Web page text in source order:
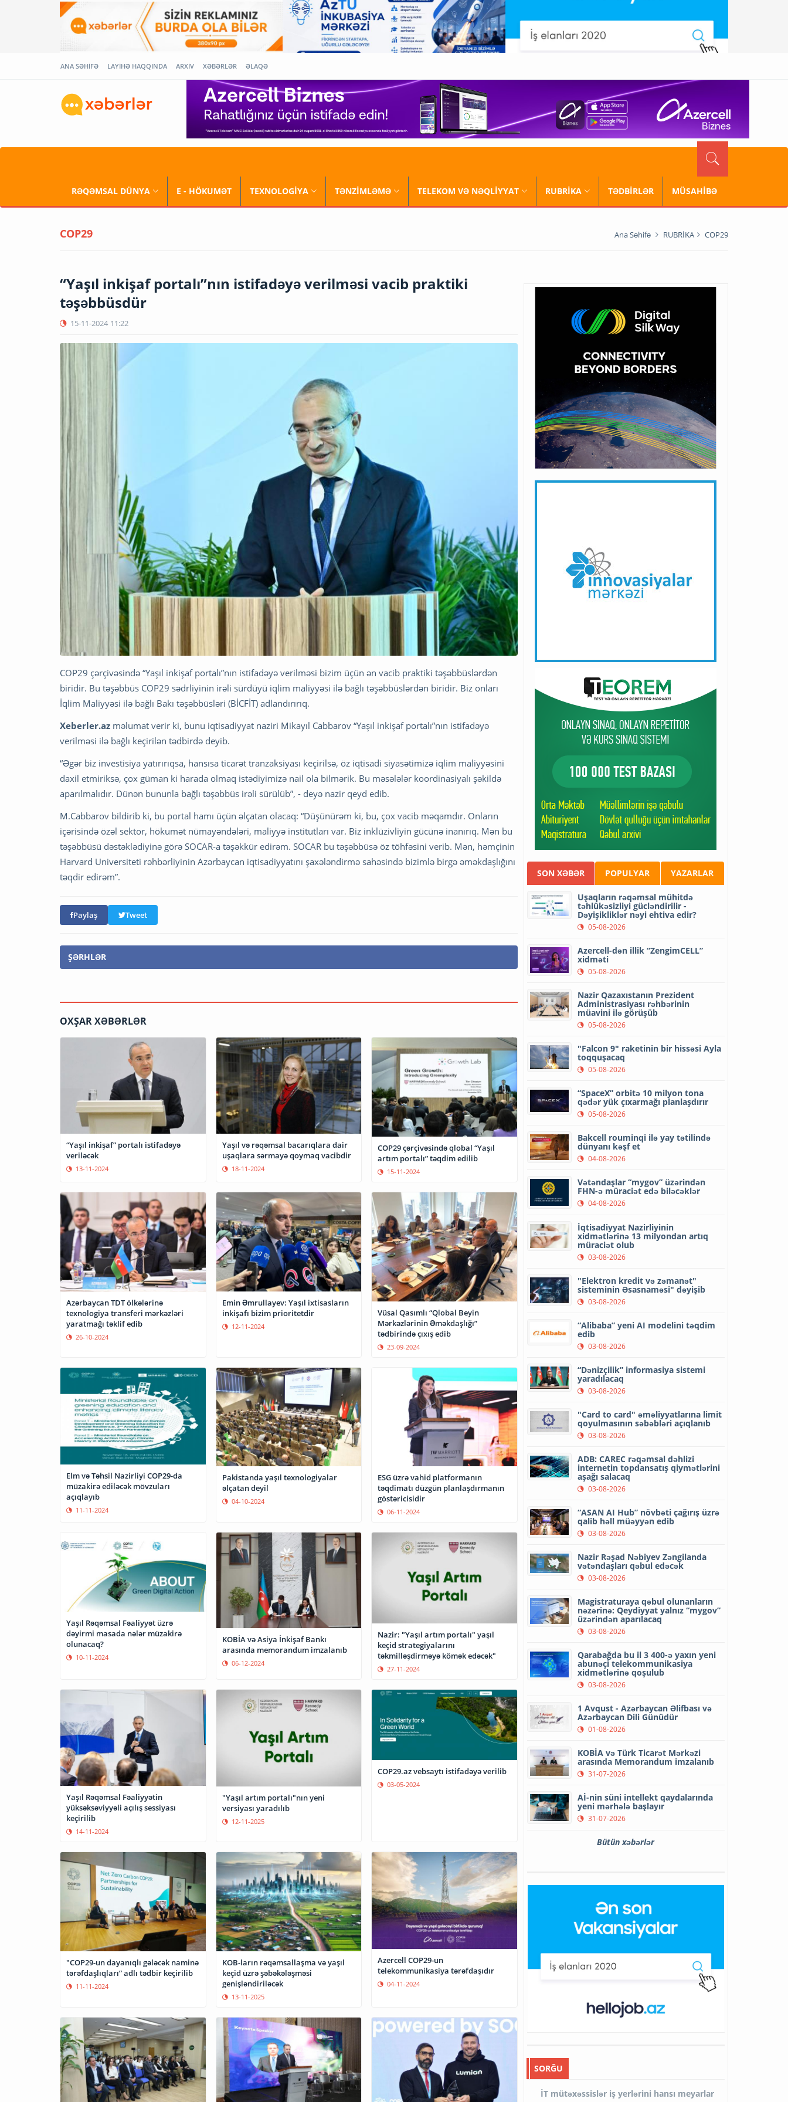
ANA SƏHİFƏ LAYİHƏ HAQQINDA ARXİV XƏBƏRLƏR ƏLAQƏ
RƏQƏMSAL DÜNYA E - HÖKUMƏT TEXNOLOGİYA TƏNZİMLƏMƏ TELEKOM VƏ NƏQLİYYAT RUBRİKA TƏDBİRLƏR MÜSAHİBƏ
COP29 Ana Səhifə RUBRİKA COP29
“Yaşıl inkişaf portalı”nın istifadəyə verilməsi vacib praktiki
təşəbbüsdür
15-11-2024 11:22
COP29 çərçivəsində “Yaşıl inkişaf portalı”nın istifadəyə verilməsi bizim üçün ən vacib praktiki təşəbbüslərdən
biridir. Bu təşəbbüs COP29 sədrliyinin irəli sürdüyü iqlim maliyyəsi ilə bağlı təşəbbüslərdən biridir. Biz onları
İqlim Maliyyəsi ilə bağlı Bakı təşəbbüsləri (BİCFİT) adlandırırıq.
Xeberler.az məlumat verir ki, bunu iqtisadiyyat naziri Mikayıl Cabbarov “Yaşıl inkişaf portalı”nın istifadəyə
verilməsi ilə bağlı keçirilən tədbirdə deyib.
“Əgər biz investisiya yatırırıqsa, hansısa ticarət tranzaksiyası keçirilsə, öz iqtisadi siyasətimizə iqlim maliyyəsini
daxil etmiriksə, çox güman ki harada olmaq istədiyimizə nail ola bilmərik. Bu məsələlər koordinasiyalı şəkildə
aparılmalıdır. Dünən bununla bağlı təşəbbüs irəli sürülüb”, - deyə nazir qeyd edib.
M.Cabbarov bildirib ki, bu portal hamı üçün əlçatan olacaq: “Düşünürəm ki, bu, çox vacib məqamdır. Onların
içərisində özəl sektor, hökumət nümayəndələri, maliyyə institutları var. Biz inklüzivliyin gücünə inanırıq. Mən bu
təşəbbüsü dəstəklədiyinə görə SOCAR-a təşəkkür edirəm. SOCAR bu təşəbbüsə öz töhfəsini verib. Mən, həmçinin
Harvard Universiteti rəhbərliyinin Azərbaycan iqtisadiyyatını şaxələndirmə sahəsində bizimlə birgə əməkdaşlığını
təqdir edirəm”.
Paylaş Tweet
ŞƏRHLƏR
OXŞAR XƏBƏRLƏR
“Yaşıl inkişaf” portalı istifadəyə
veriləcək
13-11-2024
Yaşıl və rəqəmsal bacarıqlara dair
uşaqlara sərmayə qoymaq vacibdir
18-11-2024
COP29 çərçivəsində qlobal “Yaşıl
artım portalı” təqdim edilib
15-11-2024
Azərbaycan TDT ölkələrinə
texnologiya transferi mərkəzləri
yaratmağı təklif edib
26-10-2024
Emin Əmrullayev: Yaşıl ixtisasların
inkişafı bizim prioritetdir
12-11-2024
Vüsal Qasımlı “Qlobal Beyin
Mərkəzlərinin Əməkdaşlığı”
tədbirində çıxış edib
23-09-2024
Elm və Təhsil Nazirliyi COP29-da
müzakirə ediləcək mövzuları
açıqlayıb
11-11-2024
Pakistanda yaşıl texnologiyalar
əlçatan deyil
04-10-2024
ESG üzrə vahid platformanın
təqdimatı düzgün planlaşdırmanın
göstəricisidir
06-11-2024
Yaşıl Rəqəmsal Fəaliyyət üzrə
dəyirmi masada nələr müzakirə
olunacaq?
10-11-2024
KOBİA və Asiya İnkişaf Bankı
arasında memorandum imzalanıb
06-12-2024
Nazir: "Yaşıl artım portalı" yaşıl
keçid strategiyalarını
təkmilləşdirməyə kömək edəcək"
27-11-2024
Yaşıl Rəqəmsal Fəaliyyətin
yüksəksəviyyəli açılış sessiyası
keçirilib
14-11-2024
"Yaşıl artım portalı"nın yeni
versiyası yaradılıb
12-11-2025
COP29.az vebsaytı istifadəyə verilib
03-05-2024
"COP29-un dayanıqlı gələcək naminə
tərəfdaşlıqları” adlı tədbir keçirilib
11-11-2024
KOB-ların rəqəmsallaşma və yaşıl
keçid üzrə şəbəkələşməsi
genişləndiriləcək
13-11-2025
Azercell COP29-un
telekommunikasiya tərəfdaşıdır
04-11-2024
SON XƏBƏR POPULYAR YAZARLAR
Uşaqların rəqəmsal mühitdə
təhlükəsizliyi gücləndirilir -
Dəyişikliklər nəyi ehtiva edir?
05-08-2026
Azercell-dən illik “ZengimCELL”
xidməti
05-08-2026
Nazir Qazaxıstanın Prezident
Administrasiyası rəhbərinin
müavini ilə görüşüb
05-08-2026
"Falcon 9" raketinin bir hissəsi Ayla
toqquşacaq
05-08-2026
“SpaceX” orbitə 10 milyon tona
qədər yük çıxarmağı planlaşdırır
05-08-2026
Bakcell rouminqi ilə yay tətilində
dünyanı kəşf et
04-08-2026
Vətəndaşlar “mygov” üzərindən
FHN-ə müraciət edə biləcəklər
04-08-2026
İqtisadiyyat Nazirliyinin
xidmətlərinə 13 milyondan artıq
müraciət olub
03-08-2026
"Elektron kredit və zəmanət"
sisteminin Əsasnaməsi" dəyişib
03-08-2026
“Alibaba” yeni AI modelini təqdim
edib
03-08-2026
“Dənizçilik” informasiya sistemi
yaradılacaq
03-08-2026
"Card to card" əməliyyatlarına limit
qoyulmasının səbəbləri açıqlanıb
03-08-2026
ADB: CAREC rəqəmsal dəhlizi
internetin topdansatış qiymətlərini
aşağı salacaq
03-08-2026
“ASAN AI Hub” növbəti çağırış üzrə
qalib həll müəyyən edib
03-08-2026
Nazir Rəşad Nəbiyev Zəngilanda
vətəndaşları qəbul edəcək
03-08-2026
Magistraturaya qəbul olunanların
nəzərinə: Qeydiyyat yalnız “mygov”
üzərindən aparılacaq
03-08-2026
Qarabağda bu il 3 400-ə yaxın yeni
abunəçi telekommunikasiya
xidmətlərinə qoşulub
03-08-2026
1 Avqust - Azərbaycan Əlifbası və
Azərbaycan Dili Günüdür
01-08-2026
KOBİA və Türk Ticarət Mərkəzi
arasında Memorandum imzalanıb
31-07-2026
Aİ-nin süni intellekt qaydalarında
yeni mərhələ başlayır
31-07-2026
Bütün xəbərlər
SORĞU
İT mütəxəssislər iş yerlərini hansı meyarlar